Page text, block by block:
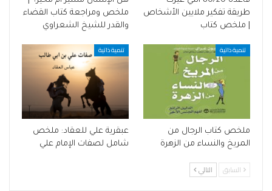
طريقة تفكير ملايين الأشخاص
| ملخص كتاب
ملخص ومراجعة كتاب القضاء
والقدر للشيخ الشعراوي
تنمية ذاتية
ملخص كتاب الرجال من
المريخ والنساء من الزهرة
تنمية ذاتية
عبقرية علي للعقاد: ملخص
شامل لصفات الإمام علي
السابق التالي